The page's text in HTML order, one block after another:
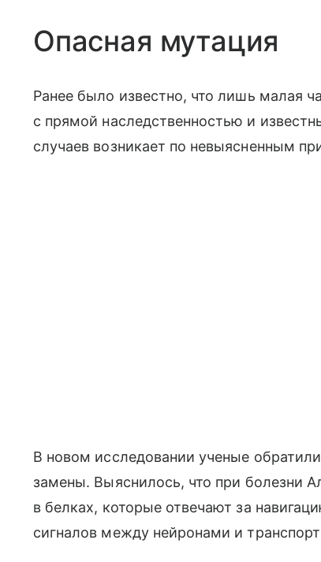
Опасная мутация
Ранее было известно, что лишь малая
с прямой наследственностью и
случаев возникает по невыясненным
В новом исследовании ученые
замены. Выяснилось, что при болезни
в белках, которые отвечают за
сигналов между нейронами и